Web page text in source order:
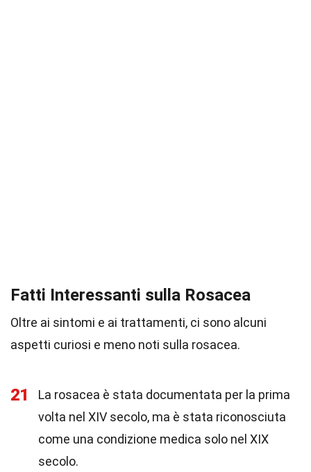
Fatti Interessanti sulla Rosacea
Oltre ai sintomi e ai trattamenti, ci sono alcuni
aspetti curiosi e meno noti sulla rosacea.
21
La rosacea è stata documentata per la prima
volta nel XIV secolo, ma è stata riconosciuta
come una condizione medica solo nel XIX
secolo.